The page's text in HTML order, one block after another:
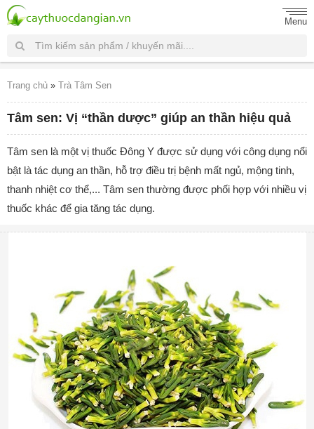
Menu
Trang chủ » Trà Tâm Sen
Tâm sen: Vị “thần dược” giúp an thần hiệu quả
Tâm sen là một vị thuốc Đông Y được sử dụng với công dụng nổi
bật là tác dụng an thần, hỗ trợ điều trị bệnh mất ngủ, mộng tinh,
thanh nhiệt cơ thể,... Tâm sen thường được phối hợp với nhiều vị
thuốc khác để gia tăng tác dụng.